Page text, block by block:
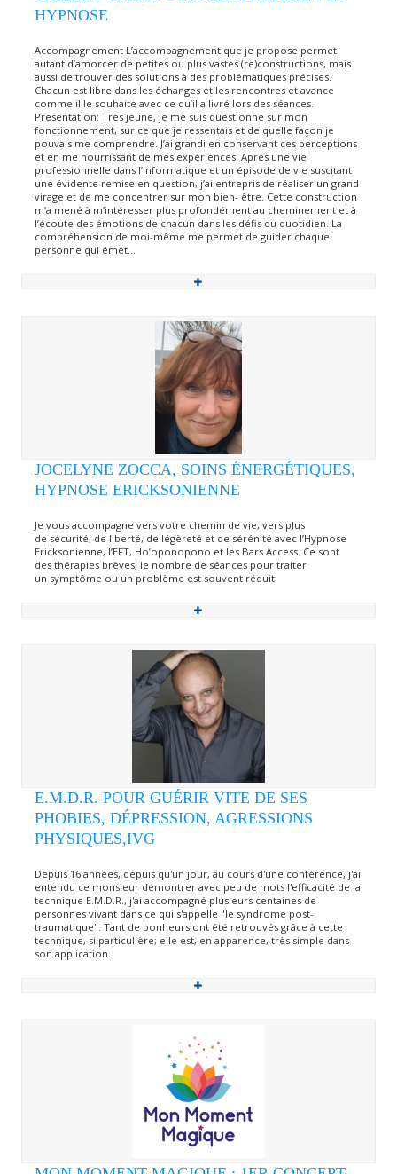
HYPNOSE
Accompagnement L’accompagnement que je propose permet
autant d’amorcer de petites ou plus vastes (re)constructions, mais
aussi de trouver des solutions à des problématiques précises.
Chacun est libre dans les échanges et les rencontres et avance
comme il le souhaite avec ce qu’il a livré lors des séances.
Présentation: Très jeune, je me suis questionné sur mon
fonctionnement, sur ce que je ressentais et de quelle façon je
pouvais me comprendre. J’ai grandi en conservant ces perceptions
et en me nourrissant de mes expériences. Après une vie
professionnelle dans l’informatique et un épisode de vie suscitant
une évidente remise en question, j’ai entrepris de réaliser un grand
virage et de me concentrer sur mon bien- être. Cette construction
m’a mené à m’intéresser plus profondément au cheminement et à
l’écoute des émotions de chacun dans les défis du quotidien. La
compréhension de moi-même me permet de guider chaque
personne qui émet...
JOCELYNE ZOCCA, SOINS ÉNERGÉTIQUES,
HYPNOSE ERICKSONIENNE
Je vous accompagne vers votre chemin de vie, vers plus
de sécurité, de liberté, de légèreté et de sérénité avec l’Hypnose
Ericksonienne, l’EFT, Ho’oponopono et les Bars Access. Ce sont
des thérapies brèves, le nombre de séances pour traiter
un symptôme ou un problème est souvent réduit.
E.M.D.R. POUR GUÉRIR VITE DE SES
PHOBIES, DÉPRESSION, AGRESSIONS
PHYSIQUES,IVG
Depuis 16 années, depuis qu'un jour, au cours d'une conférence, j'ai
entendu ce monsieur démontrer avec peu de mots l'efficacité de la
technique E.M.D.R., j'ai accompagné plusieurs centaines de
personnes vivant dans ce qui s'appelle "le syndrome post-
traumatique". Tant de bonheurs ont été retrouvés grâce à cette
technique, si particulière; elle est, en apparence, très simple dans
son application.